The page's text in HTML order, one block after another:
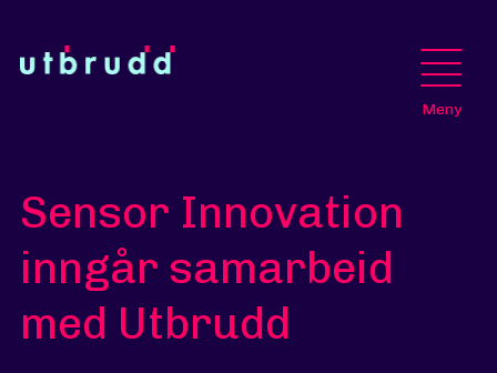
Meny
Sensor Innovation
inngår samarbeid
med Utbrudd